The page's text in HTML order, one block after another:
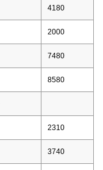
4180
2000
7480
8580
2310
3740